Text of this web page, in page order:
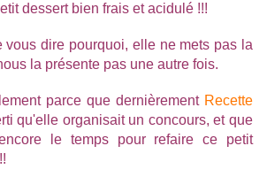
dessert bien frais et acidulé !!!
vous dire pourquoi, elle ne mets pas la
la présente pas une autre fois.
parce que dernièrement Recette
qu'elle organisait un concours, et que
le temps pour refaire ce petit